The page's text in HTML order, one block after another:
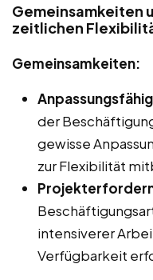
Gemeinsamkeiten
zeitlichen
Gemeinsamkeiten:
der
gewisse
zur Flexibilität
intensiverer
Verfügbarkeit